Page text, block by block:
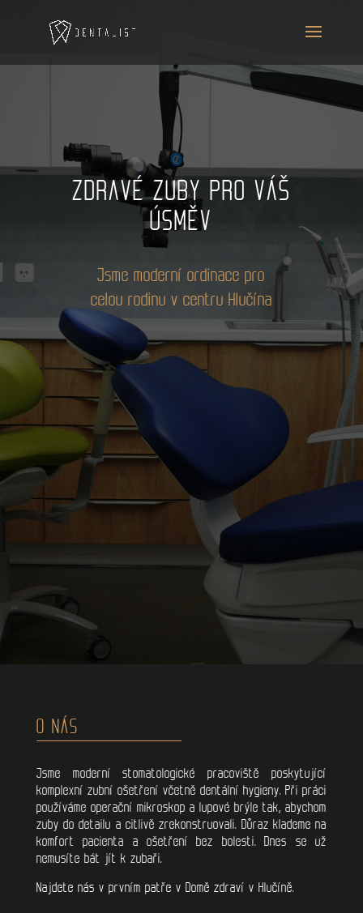
ZDRAVÉ ZUBY PRO VÁŠ
ÚSMĚV
Jsme moderní ordinace pro
celou rodinu v centru Hlučína
O NÁS
Jsme moderní stomatologické pracoviště poskytující
komplexní zubní ošetření včetně dentální hygieny. Při práci
používáme operační mikroskop a lupové brýle tak, abychom
zuby do detailu a citlivě zrekonstruovali. Důraz klademe na
komfort pacienta a ošetření bez bolesti. Dnes se už
nemusíte bát jít k zubaři.
Najdete nás v prvním patře v Domě zdraví v Hlučíně.